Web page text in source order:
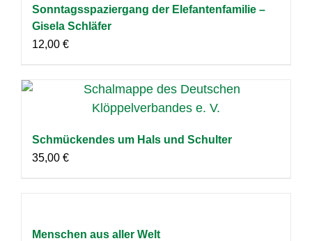
Sonntagsspaziergang der Elefantenfamilie –
Gisela Schläfer
12,00 €
Schmückendes um Hals und Schulter
35,00 €
Menschen aus aller Welt